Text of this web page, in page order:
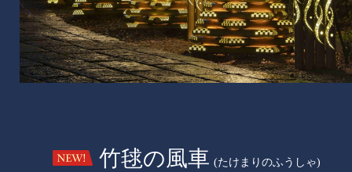
竹毬の風車 (たけまりのふうしゃ)